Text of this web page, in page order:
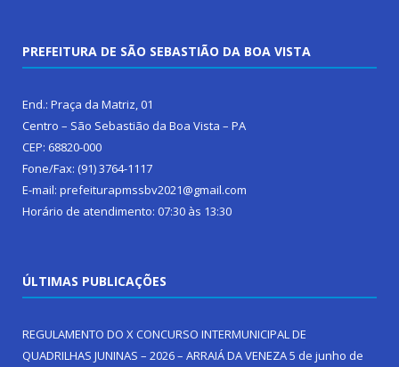
PREFEITURA DE SÃO SEBASTIÃO DA BOA VISTA
End.: Praça da Matriz, 01
Centro – São Sebastião da Boa Vista – PA
CEP: 68820-000
Fone/Fax: (91) 3764-1117
E-mail: prefeiturapmssbv2021@gmail.com
Horário de atendimento: 07:30 às 13:30
ÚLTIMAS PUBLICAÇÕES
REGULAMENTO DO X CONCURSO INTERMUNICIPAL DE
QUADRILHAS JUNINAS – 2026 – ARRAIÁ DA VENEZA5 de junho de